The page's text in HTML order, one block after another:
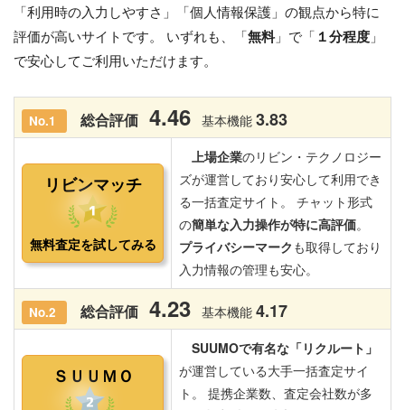
「利用時の入力しやすさ」「個人情報保護」の観点から特に
評価が高いサイトです。 いずれも、「 無料」で「 １分程度 」
で安心してご利用いただけます。